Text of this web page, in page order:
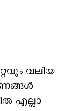
വലിയ
എല്ലാ